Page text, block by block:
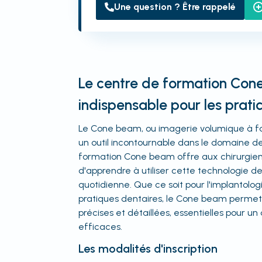
Une question ? Être rappelé
Le centre de formation
indispensable pour les
Le Cone beam, ou imagerie volumique à
un outil incontournable dans le domaine
formation Cone beam offre aux
d'apprendre à utiliser cette technologie
quotidienne. Que ce soit pour
pratiques dentaires, le Cone beam
précises et détaillées, essentielles pour
efficaces.
Les modalités d'inscription